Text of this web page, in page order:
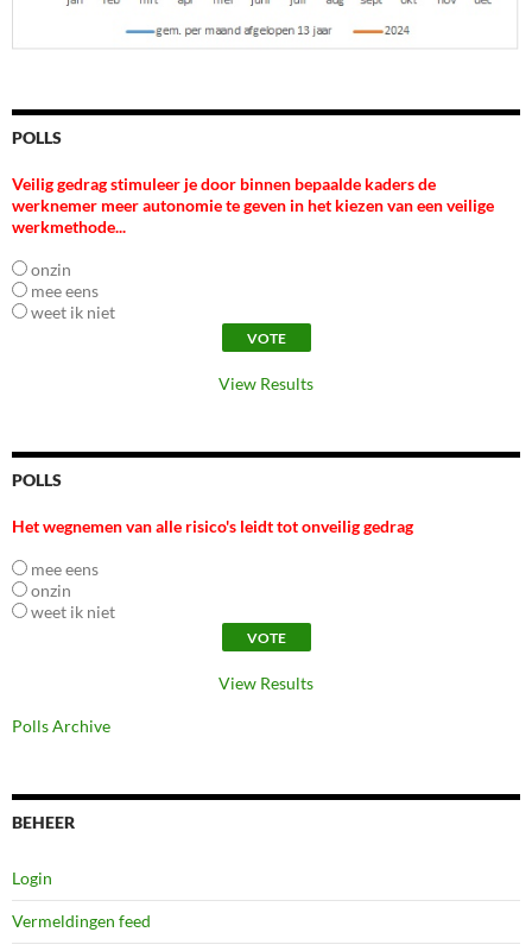
POLLS
Veilig gedrag stimuleer je door binnen bepaalde kaders de
werknemer meer autonomie te geven in het kiezen van een veilige
werkmethode...
onzin
mee eens
weet ik niet
View Results
POLLS
Het wegnemen van alle risico's leidt tot onveilig gedrag
mee eens
onzin
weet ik niet
View Results
Polls Archive
BEHEER
Login
Vermeldingen feed